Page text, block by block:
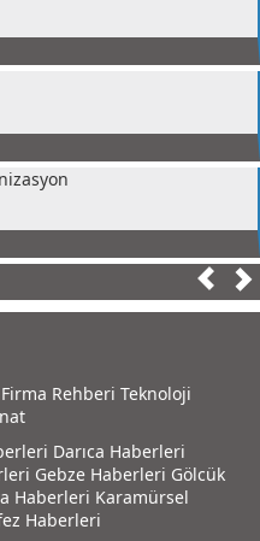
DEDEKTÖRE TAKILDI
Firma Rehberi Teknoloji
Darıca Haberleri
Gebze Haberleri Gölcük
Haberleri Karamürsel
Haberleri